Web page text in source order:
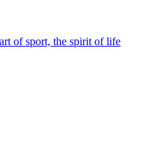
of sport, the spirit of life